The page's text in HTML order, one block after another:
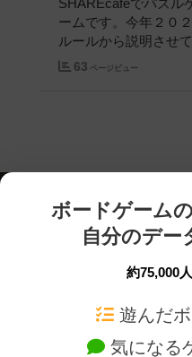
SHAREcafeでパズル
ームです。今年２０
ルールから説明させ
63 ページビュー
ボードゲーム
自分のデー
約75,000人
遊んだ
気になる